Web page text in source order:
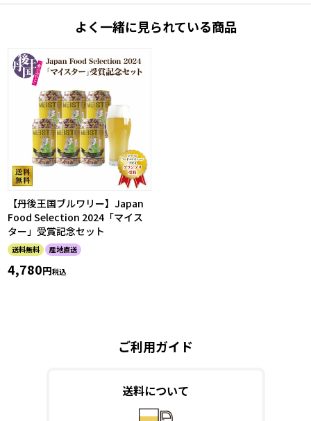
よく一緒に見られている商品
【丹後王国ブルワリー】Japan
Food Selection 2024「マイス
ター」受賞記念セット
送料無料 産地直送
4,780 税込
ご利用ガイド
送料について